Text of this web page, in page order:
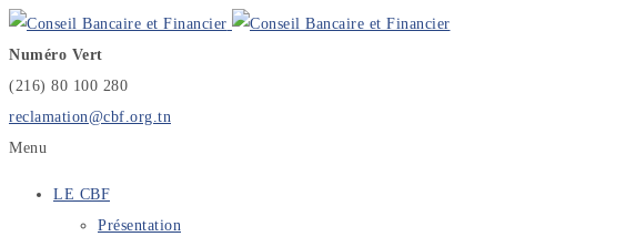
Numéro Vert
(216) 80 100 280
reclamation@cbf.org.tn
Menu
LE CBF
Présentation